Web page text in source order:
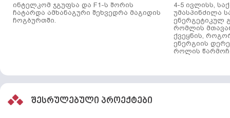
ინტელკომ ჯგუფსა და F1-ს შორის
ჩატარდა ამხანაგური შეხვედრა მაგიდის
ჩოგბურთში.
4-5 ივლისს,
უმასპინძილა
ენერგეტიკულ
რომლის
ქვეყნის,
ენერგიის
როლის
შესრულებული პროექტები